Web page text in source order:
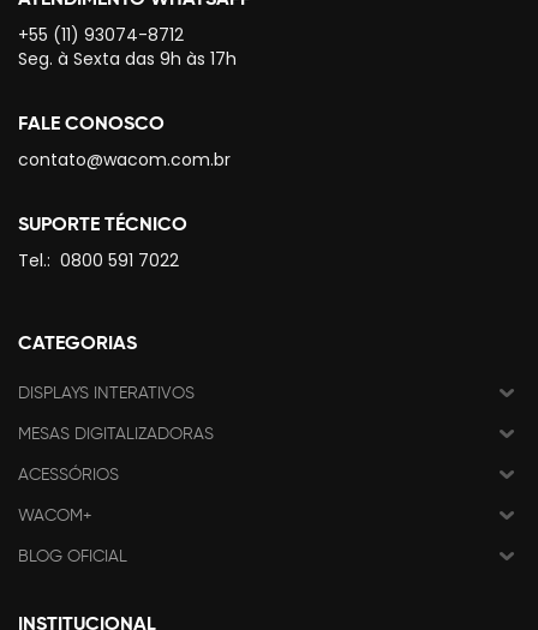
+55 (11) 93074-8712
Seg. à Sexta das 9h às 17h
FALE CONOSCO
contato@wacom.com.br
SUPORTE TÉCNICO
Tel.: 0800 591 7022
CATEGORIAS
DISPLAYS INTERATIVOS
MESAS DIGITALIZADORAS
ACESSÓRIOS
WACOM+
BLOG OFICIAL
INSTITUCIONAL